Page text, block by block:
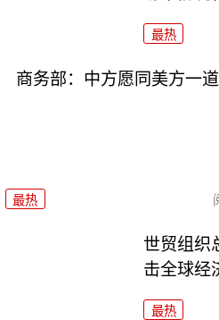
最热
商务部：中方愿同美方一
最热
世贸组织
击全球经
最热